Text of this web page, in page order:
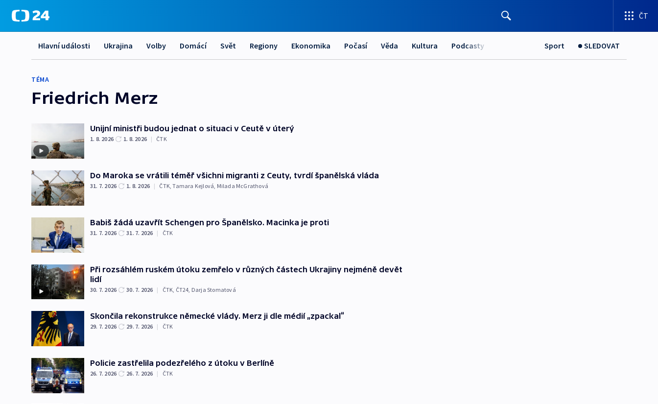
ČT
Hlavní události Ukrajina Volby Domácí Svět Regiony Ekonomika Počasí Věda Kultura Podcasty Sport SLEDOVAT
TÉMA
Friedrich Merz
Unijní ministři budou jednat o situaci v Ceutě v úterý
1. 8. 2026 1. 8. 2026 | ČTK
Do Maroka se vrátili téměř všichni migranti z Ceuty, tvrdí španělská vláda
31. 7. 2026 1. 8. 2026 | ČTK ,Tamara Kejlová Milada McGrathová
Babiš žádá uzavřít Schengen pro Španělsko. Macinka je proti
31. 7. 2026 31. 7. 2026 | ČTK
Při rozsáhlém ruském útoku zemřelo v různých částech Ukrajiny nejméně devět
lidí
30. 7. 2026 30. 7. 2026 | ČTK ČT24 Darja Stomatová
Skončila rekonstrukce německé vlády. Merz ji dle médií „zpackal“
29. 7. 2026 29. 7. 2026 | ČTK
Policie zastřelila podezřelého z útoku v Berlíně
26. 7. 2026 26. 7. 2026 | ČTK